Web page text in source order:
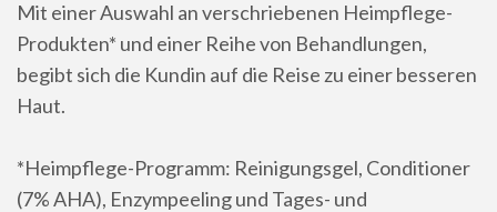
Mit einer Auswahl an verschriebenen Heimpflege-
Produkten* und einer Reihe von Behandlungen,
begibt sich die Kundin auf die Reise zu einer besseren
Haut.
*Heimpflege-Programm: Reinigungsgel, Conditioner
(7% AHA), Enzympeeling und Tages- und